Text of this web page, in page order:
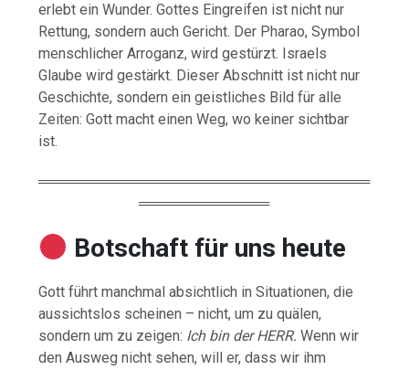
erlebt ein Wunder. Gottes Eingreifen ist nicht nur
Rettung, sondern auch Gericht. Der Pharao, Symbol
menschlicher Arroganz, wird gestürzt. Israels
Glaube wird gestärkt. Dieser Abschnitt ist nicht nur
Geschichte, sondern ein geistliches Bild für alle
Zeiten: Gott macht einen Weg, wo keiner sichtbar
ist.
═════════════════════════════════
═════════════
Botschaft für uns heute
Gott führt manchmal absichtlich in Situationen, die
aussichtslos scheinen – nicht, um zu quälen,
sondern um zu zeigen: Ich bin der HERR. Wenn wir
den Ausweg nicht sehen, will er, dass wir ihm